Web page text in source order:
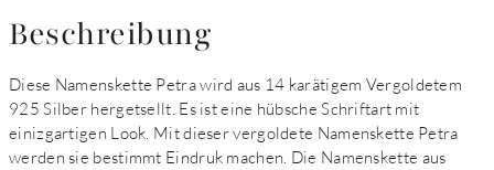
Beschreibung
Diese Namenskette Petra wird aus 14 karätigem Vergoldetem
925 Silber hergetsellt. Es ist eine hübsche Schriftart mit
einizgartigen Look. Mit dieser vergoldete Namenskette Petra
werden sie bestimmt Eindruk machen. Die Namenskette aus